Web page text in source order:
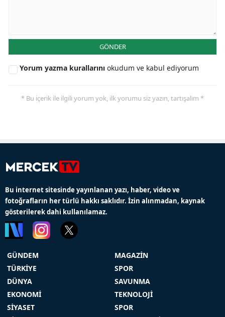
GÖNDER
Yorum yazma kurallarını okudum ve kabul ediyorum
* Bu içerik ile ilgili yorum yok, ilk yorumu siz yazın, tartışalım *
Bu internet sitesinde yayınlanan yazı, haber, video ve
fotoğrafların her türlü hakkı saklıdır. İzin alınmadan, kaynak
gösterilerek dahi kullanılamaz.
GÜNDEM
TÜRKİYE
DÜNYA
EKONOMİ
SİYASET
MAGAZİN
SPOR
SAVUNMA
TEKNOLOJİ
SPOR